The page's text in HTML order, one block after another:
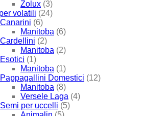
Zolux (3)
volatili (24)
Canarini (6)
Manitoba (6)
Cardellini (2)
Manitoba (2)
Esotici (1)
Manitoba (1)
Pappagallini Domestici (12)
Manitoba (8)
Versele Laga (4)
Semi per uccelli (5)